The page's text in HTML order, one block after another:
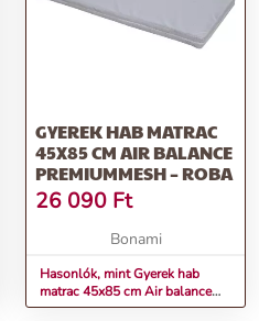
GYEREK HAB MATRAC
45X85 CM AIR BALANCE
PREMIUMMESH – ROBA
26 090 Ft
Bonami
Hasonlók, mint Gyerek hab
matrac 45x85 cm Air balance
Premiummesh – Roba